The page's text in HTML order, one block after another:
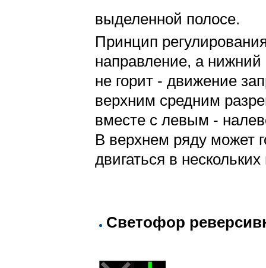
выделенной полосе.
Принцип
направление, а
не горит - движение
верхним средним
вместе с левым -
В верхнем ряду может
двигаться в
Светофор